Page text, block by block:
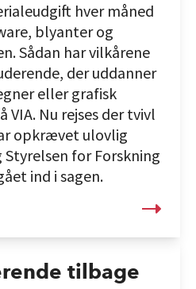
hver måned
blyanter og
Sådan har vilkårene
der uddanner
eller grafisk
Nu rejses der tvivl
opkrævet ulovlig
for Forskning
ind i sagen.
tilbage